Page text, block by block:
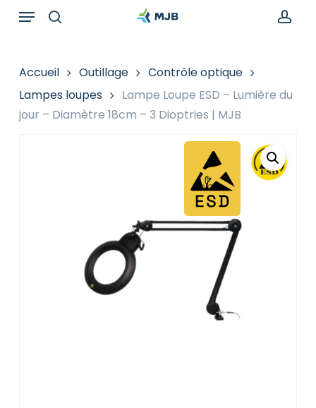
Recherche
Menu
Accueil Outillage
Contrôle optique
Lampes loupes
Lampe Loupe ESD – Lumière du
jour – Diamètre 18cm – 3 Dioptries | MJB